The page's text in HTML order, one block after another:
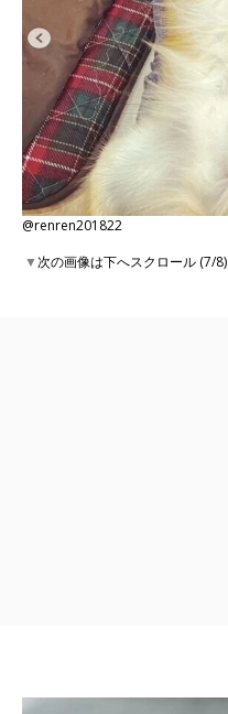
@renren201822
▼次の画像は下へスクロール (7/8)